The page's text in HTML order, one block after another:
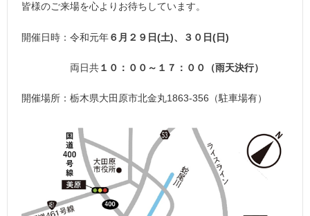
皆様のご来場を心よりお待ちしています。
開催日時：令和元年６月２９日(土)、３０日(日)
両日共１０：００～１７：００（雨天決行）
開催場所：栃木県大田原市北金丸1863-356（駐車場有）